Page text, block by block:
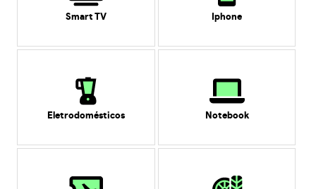
Smart TV Iphone
Eletrodomésticos Notebook